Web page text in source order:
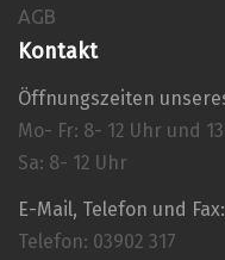
AGB
Kontakt
Öffnungszeiten
Mo- Fr: 8- 12 Uhr und
Sa: 8- 12 Uhr
E-Mail, Telefon und Fax:
Telefon: 03902 317